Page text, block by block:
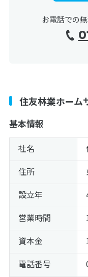
お電話での
住友林業ホー
基本情報
社名
住所
設立年
営業時間
資本金
電話番号